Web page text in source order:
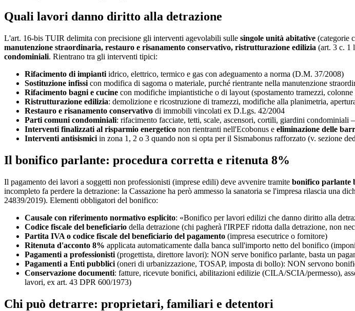
Quali lavori danno diritto alla detrazione
L'art. 16-bis TUIR delimita con precisione gli interventi agevolabili sulle singole unità abitative (categorie
manutenzione straordinaria, restauro e risanamento conservativo, ristrutturazione edilizia (art. 3 c. 1
condominiali. Rientrano tra gli interventi tipici:
Rifacimento di impianti idrico, elettrico, termico e gas con adeguamento a norma (D.M. 37/2008)
Sostituzione infissi con modifica di sagoma o materiale, purché rientrante nella manutenzione
Rifacimento bagni e cucine con modifiche impiantistiche o di layout (spostamento tramezzi,
Ristrutturazione edilizia: demolizione e ricostruzione di tramezzi, modifiche alla planimetria,
Restauro e risanamento conservativo di immobili vincolati ex D.Lgs. 42/2004
Parti comuni condominiali: rifacimento facciate, tetti, scale, ascensori, cortili, giardini condominiali
Interventi finalizzati al risparmio energetico non rientranti nell'Ecobonus e eliminazione delle
Interventi antisismici in zona 1, 2 o 3 quando non si opta per il Sismabonus rafforzato (v. sezione
Il bonifico parlante: procedura corretta e ritenuta 8%
Il pagamento dei lavori a soggetti non professionisti (imprese edili) deve avvenire tramite bonifico parlante
incompleto fa perdere la detrazione: la Cassazione ha però ammesso la sanatoria se l'impresa rilascia una
24839/2019). Elementi obbligatori del bonifico:
Causale con riferimento normativo esplicito: «Bonifico per lavori edilizi che danno diritto alla
Codice fiscale del beneficiario della detrazione (chi pagherà l'IRPEF ridotta dalla detrazione, non
Partita IVA o codice fiscale del beneficiario del pagamento (impresa esecutrice o fornitore)
Ritenuta d'acconto 8% applicata automaticamente dalla banca sull'importo netto del bonifico
Pagamenti a professionisti (progettista, direttore lavori): NON serve bonifico parlante, basta un
Pagamenti a Enti pubblici (oneri di urbanizzazione, TOSAP, imposta di bollo): NON servono
Conservazione documenti: fatture, ricevute bonifici, abilitazioni edilizie (CILA/SCIA/permesso),
lavori, ex art. 43 DPR 600/1973)
Chi può detrarre: proprietari, familiari e detentori